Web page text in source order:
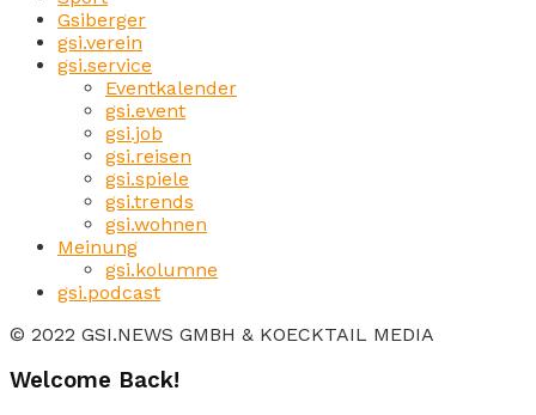
Gsiberger
gsi.verein
gsi.service
Eventkalender
gsi.event
gsi.job
gsi.reisen
gsi.spiele
gsi.trends
gsi.wohnen
Meinung
gsi.kolumne
gsi.podcast
© 2022 GSI.NEWS GMBH & KOECKTAIL MEDIA
Welcome Back!